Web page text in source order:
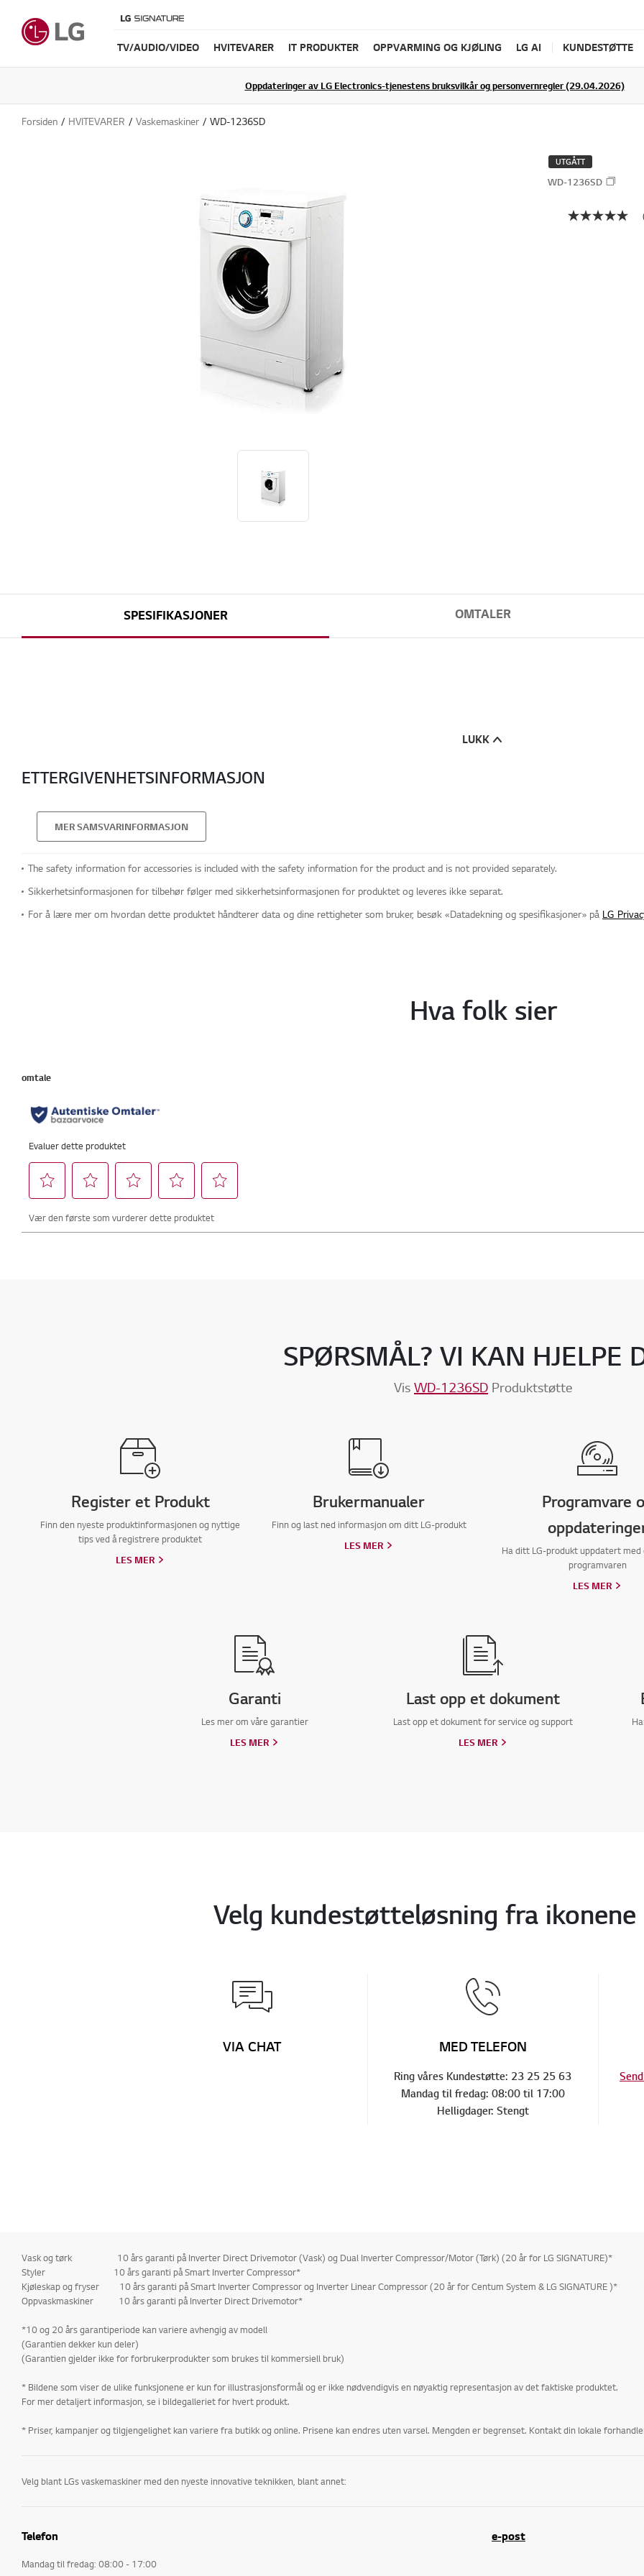
TV/AUDIO/VIDEO HVITEVARER IT PRODUKTER OPPVARMING OG KJØLING LG AI KUNDESTØTTE
Oppdateringer av LG Electronics-tjenestens bruksvilkår og personvernregler (29.04.2026)
Forsiden HVITEVARER Vaskemaskiner WD-1236SD
UTGÅTT
WD-1236SD
SPESIFIKASJONER OMTALER
LUKK
ETTERGIVENHETSINFORMASJON
MER SAMSVARINFORMASJON
The safety information for accessories is included with the safety information for the product and is not provided separately.
Sikkerhetsinformasjonen for tilbehør følger med sikkerhetsinformasjonen for produktet og leveres ikke separat.
For å lære mer om hvordan dette produktet håndterer data og dine rettigheter som bruker, besøk «Datadekning og spesifikasjoner» på LG
Hva folk sier
SPØRSMÅL? VI KAN HJELPE
Vis WD-1236SD Produktstøtte
Register et Produkt
Finn den nyeste produktinformasjonen og nyttige
tips ved å registrere produktet
LES MER
Brukermanualer
Finn og last ned informasjon om ditt LG-produkt
LES MER
Programvare
Ha ditt LG-produkt uppdatert med
programvaren
LES MER
Garanti
Les mer om våre garantier
LES MER
Last opp et dokument
Last opp et dokument for service og support
LES MER
Velg kundestøtteløsning fra ikonene
VIA CHAT MED TELEFON
Ring våres Kundestøtte: 23 25 25 63
Mandag til fredag: 08:00 til 17:00
Helligdager: Stengt
Vask og tørk 10 års garanti på Inverter Direct Drivemotor (Vask) og Dual Inverter Compressor/Motor (Tørk) (20 år for LG SIGNATURE)*
Styler 10 års garanti på Smart Inverter Compressor*
Kjøleskap og fryser 10 års garanti på Smart Inverter Compressor og Inverter Linear Compressor (20 år for Centum System & LG SIGNATURE )*
Oppvaskmaskiner 10 års garanti på Inverter Direct Drivemotor*
*10 og 20 års garantiperiode kan variere avhengig av modell
(Garantien dekker kun deler)
(Garantien gjelder ikke for forbrukerprodukter som brukes til kommersiell bruk)
* Bildene som viser de ulike funksjonene er kun for illustrasjonsformål og er ikke nødvendigvis en nøyaktig representasjon av det faktiske produktet.
For mer detaljert informasjon, se i bildegalleriet for hvert produkt.
* Priser, kampanjer og tilgjengelighet kan variere fra butikk og online. Prisene kan endres uten varsel. Mengden er begrenset. Kontakt din lokale
Velg blant LGs vaskemaskiner med den nyeste innovative teknikken, blant annet:
TrueStream: Med LGs revolusjonerende TrueStream-vaskemaskiner med damp kan du si farvel til krøllete klær samtidig som 99,8 % av alt dyrehår, støv,
6 motion: Ved å hente inspirasjon fra håndvasklignende bevegelser utfører vaskemaskiner med 6 Motion Direct Drive forskjellige bevegelser avhengig av hvilket vaskeprogram som velges. I tillegg til å gi
Telefon
Mandag til fredag: 08:00 - 17:00
e-post